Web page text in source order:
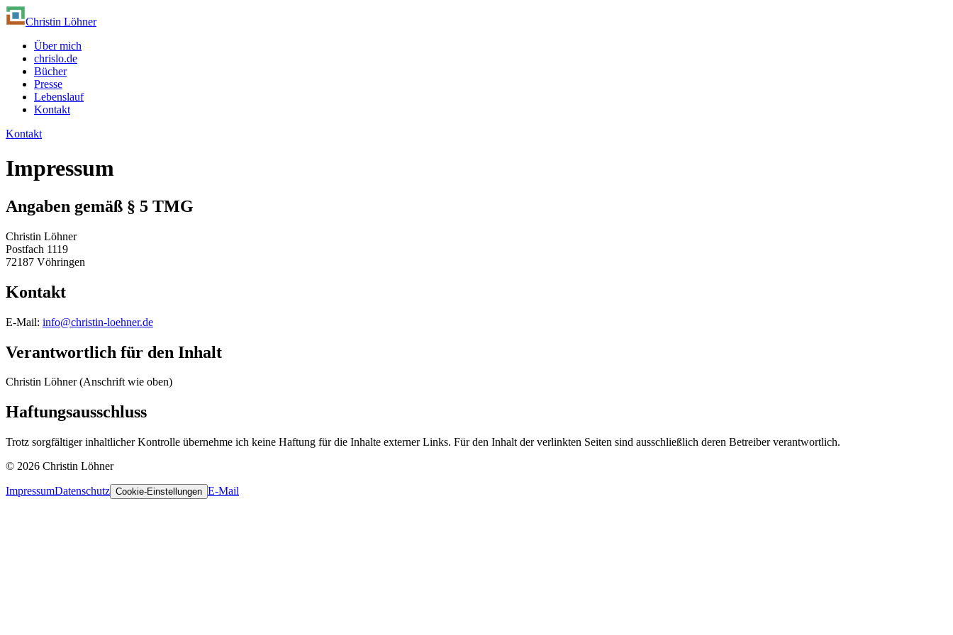
Christin Löhner
Über mich
chrislo.de
Bücher
Presse
Lebenslauf
Kontakt
Kontakt
Impressum
Angaben gemäß § 5 TMG
Christin Löhner
Postfach 1119
72187 Vöhringen
Kontakt
E-Mail: info@christin-loehner.de
Verantwortlich für den Inhalt
Christin Löhner (Anschrift wie oben)
Haftungsausschluss
Trotz sorgfältiger inhaltlicher Kontrolle übernehme ich keine Haftung für die Inhalte externer Links. Für den Inhalt der verlinkten Seiten sind ausschließlich deren Betreiber verantwortlich.
© 2026 Christin Löhner
ImpressumDatenschutz Cookie-Einstellungen E-Mail